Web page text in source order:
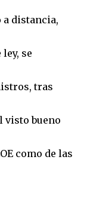
a distancia,
se
tras
visto bueno
como de las